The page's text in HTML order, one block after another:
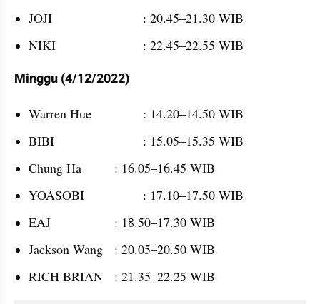
JOJI 			: 20.45–21.30 WIB
NIKI			: 22.45–22.55 WIB
Minggu (4/12/2022)
Warren Hue		: 14.20–14.50 WIB
BIBI 			: 15.05–15.35 WIB
Chung Ha		: 16.05–16.45 WIB
YOASOBI 		: 17.10–17.50 WIB
EAJ			: 18.50–17.30 WIB
Jackson Wang	: 20.05–20.50 WIB
RICH BRIAN 	: 21.35–22.25 WIB